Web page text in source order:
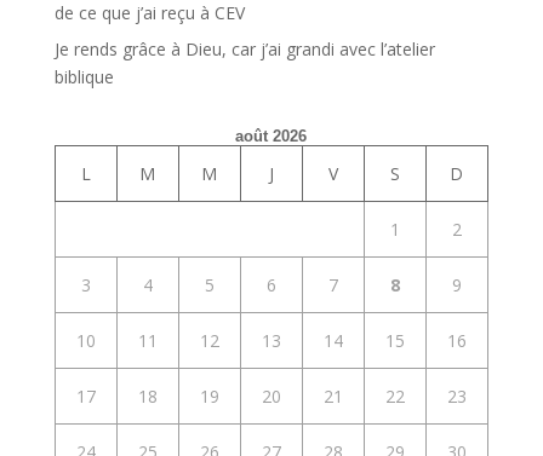
de ce que j’ai reçu à CEV
Je rends grâce à Dieu, car j’ai grandi avec l’atelier
biblique
août 2026
L M M J V S D
1 2
3 4 5 6 7 8 9
10 11 12 13 14 15 16
17 18 19 20 21 22 23